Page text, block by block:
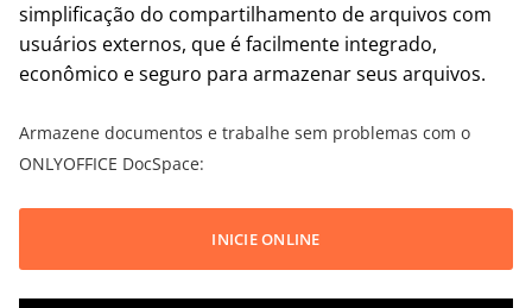
simplificação do compartilhamento de arquivos com
usuários externos, que é facilmente integrado,
econômico e seguro para armazenar seus arquivos.
Armazene documentos e trabalhe sem problemas com o
ONLYOFFICE DocSpace:
INICIE ONLINE